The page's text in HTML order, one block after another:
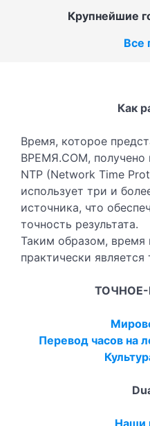
Крупнейшие
Все
Как
Время, которое
ВРЕМЯ.COM,
NTP (Network Time
использует три и
источника, что
точность результата.
Таким образом,
практически
ТОЧНОЕ-
Перевод часов на
Наши